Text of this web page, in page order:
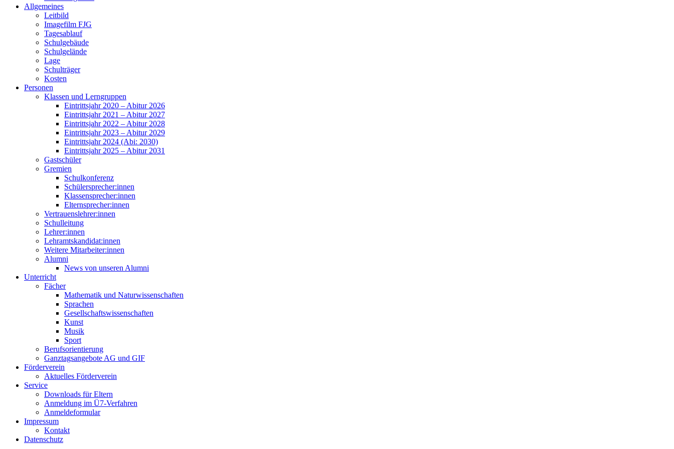
Allgemeines
Leitbild
Imagefilm FJG
Tagesablauf
Schulgebäude
Schulgelände
Lage
Schulträger
Kosten
Personen
Klassen und Lerngruppen
Eintrittsjahr 2020 – Abitur 2026
Eintrittsjahr 2021 – Abitur 2027
Eintrittsjahr 2022 – Abitur 2028
Eintrittsjahr 2023 – Abitur 2029
Eintrittsjahr 2024 (Abi: 2030)
Eintrittsjahr 2025 – Abitur 2031
Gastschüler
Gremien
Schulkonferenz
Schülersprecher:innen
Klassensprecher:innen
Elternsprecher:innen
Vertrauenslehrer:innen
Schulleitung
Lehrer:innen
Lehramtskandidat:innen
Weitere Mitarbeiter:innen
Alumni
News von unseren Alumni
Unterricht
Fächer
Mathematik und Naturwissenschaften
Sprachen
Gesellschaftswissenschaften
Kunst
Musik
Sport
Berufsorientierung
Ganztagsangebote AG und GIF
Förderverein
Aktuelles Förderverein
Service
Downloads für Eltern
Anmeldung im Ü7-Verfahren
Anmeldeformular
Impressum
Kontakt
Datenschutz